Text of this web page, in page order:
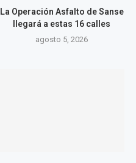
La Operación Asfalto de Sanse
llegará a estas 16 calles
agosto 5, 2026